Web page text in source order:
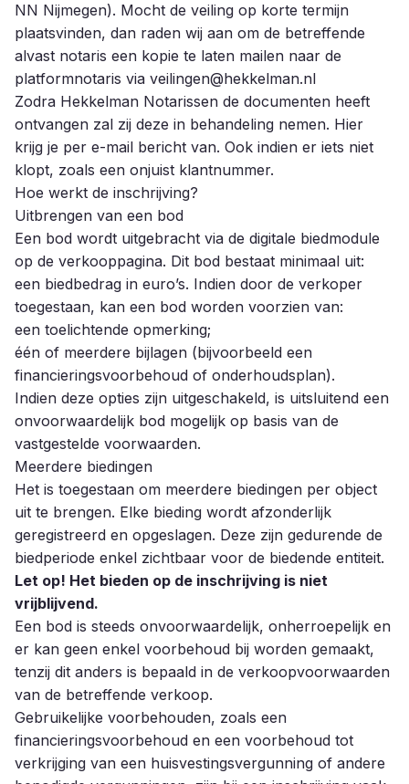
NN Nijmegen). Mocht de veiling op korte termijn
plaatsvinden, dan raden wij aan om de betreffende
alvast notaris een kopie te laten mailen naar de
platformnotaris via veilingen@hekkelman.nl
Zodra Hekkelman Notarissen de documenten heeft
ontvangen zal zij deze in behandeling nemen. Hier
krijg je per e-mail bericht van. Ook indien er iets niet
klopt, zoals een onjuist klantnummer.
Hoe werkt de inschrijving?
Uitbrengen van een bod
Een bod wordt uitgebracht via de digitale biedmodule
op de verkooppagina. Dit bod bestaat minimaal uit:
een biedbedrag in euro’s. Indien door de verkoper
toegestaan, kan een bod worden voorzien van:
een toelichtende opmerking;
één of meerdere bijlagen (bijvoorbeeld een
financieringsvoorbehoud of onderhoudsplan).
Indien deze opties zijn uitgeschakeld, is uitsluitend een
onvoorwaardelijk bod mogelijk op basis van de
vastgestelde voorwaarden.
Meerdere biedingen
Het is toegestaan om meerdere biedingen per object
uit te brengen. Elke bieding wordt afzonderlijk
geregistreerd en opgeslagen. Deze zijn gedurende de
biedperiode enkel zichtbaar voor de biedende entiteit.
Let op! Het bieden op de inschrijving is niet
vrijblijvend.
Een bod is steeds onvoorwaardelijk, onherroepelijk en
er kan geen enkel voorbehoud bij worden gemaakt,
tenzij dit anders is bepaald in de verkoopvoorwaarden
van de betreffende verkoop.
Gebruikelijke voorbehouden, zoals een
financieringsvoorbehoud en een voorbehoud tot
verkrijging van een huisvestingsvergunning of andere